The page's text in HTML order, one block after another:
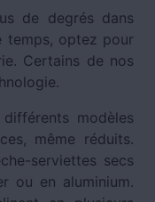
de degrés dans
temps, optez pour
Certains de nos
modèles
même réduits.
serviettes secs
ou en aluminium.